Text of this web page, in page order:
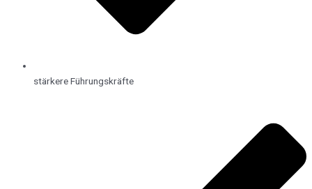
stärkere Führungskräfte